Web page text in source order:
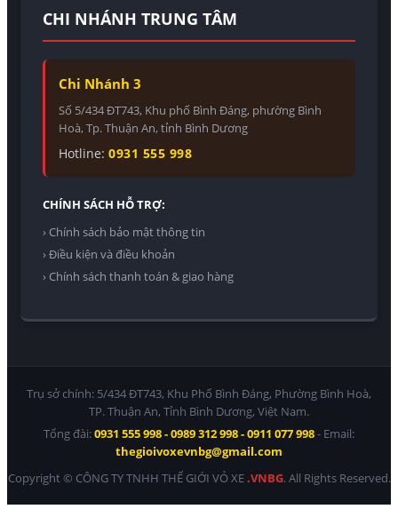
CHI NHÁNH TRUNG TÂM
Chi Nhánh 3
Số 5/434 ĐT743, Khu phố Bình Đáng, phường Bình
Hoà, Tp. Thuận An, tỉnh Bình Dương
Hotline: 0931 555 998
CHÍNH SÁCH HỖ TRỢ:
› Chính sách bảo mật thông tin
› Điều kiện và điều khoản
› Chính sách thanh toán & giao hàng
Trụ sở chính: 5/434 ĐT743, Khu Phố Bình Đáng, Phường Bình Hoà,
TP. Thuận An, Tỉnh Bình Dương, Việt Nam.
Tổng đài:0931 555 998 - 0989 312 998 - 0911 077 998- Email:
thegioivoxevnbg@gmail.com
Copyright © CÔNG TY TNHH THẾ GIỚI VỎ XE.VNBG. All Rights Reserved.